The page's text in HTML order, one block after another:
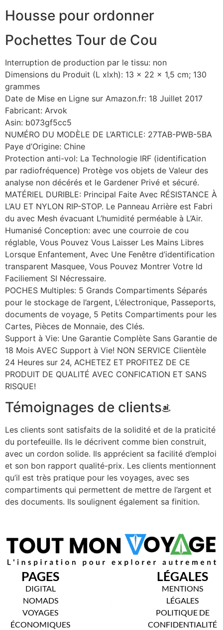
Housse pour ordonner
Pochettes Tour de Cou
Interruption de production par le tissu: non
Dimensions du Produit (L xlxh): 13 x 22 x 1,5 cm; 130
grammes
Date de Mise en Ligne sur Amazon.fr: 18 Juillet 2017
Fabricant: Arvok
Asin: b073gf5cc5
NUMÉRO DU MODÈLE DE L’ARTICLE: 27TAB-PWB-5BA
Paye d’Origine: Chine
Protection anti-vol: La Technologie IRF (identification
par radiofréquence) Protège vos objets de Valeur des
analyse non décérés et le Gardener Privé et sécuré.
MATÉRIEL DURIBLE: Principal Faite Avec RÉSISTANCE À
L’AU ET NYLON RIP-STOP. Le Panneau Arrière est Fabri
du avec Mesh évacuant L’humidité perméable à L’Air.
Humanisé Conception: avec une courroie de cou
réglable, Vous Pouvez Vous Laisser Les Mains Libres
Lorsque Enfantement, Avec Une Fenêtre d’identification
transparent Masquee, Vous Pouvez Montrer Votre Id
Faciliement SI Nécressaire.
POCHES Multiples: 5 Grands Compartiments Séparés
pour le stockage de l’argent, L’électronique, Passeports,
documents de voyage, 5 Petits Compartiments pour les
Cartes, Pièces de Monnaie, des Clés.
Support à Vie: Une Garantie Complète Sans Garantie de
18 Mois AVEC Support à Vie! NON SERVICE Clientèle
24 Heures sur 24, ACHETEZ ET PROFITEZ DE CE
PRODUIT DE QUALITÉ AVEC CONFICATION ET SANS
RISQUE!
Témoignages de clients
Les clients sont satisfaits de la solidité et de la praticité
du portefeuille. Ils le décrivent comme bien construit,
avec un cordon solide. Ils apprécient sa facilité d’emploi
et son bon rapport qualité-prix. Les clients mentionnent
qu’il est très pratique pour les voyages, avec ses
compartiments qui permettent de mettre de l’argent et
des documents. Ils soulignent également sa finition.
PAGES
DIGITAL
NOMADS
VOYAGES
ÉCONOMIQUES
LÉGALES
MENTIONS
LÉGALES
POLITIQUE DE
CONFIDENTIALITÉ